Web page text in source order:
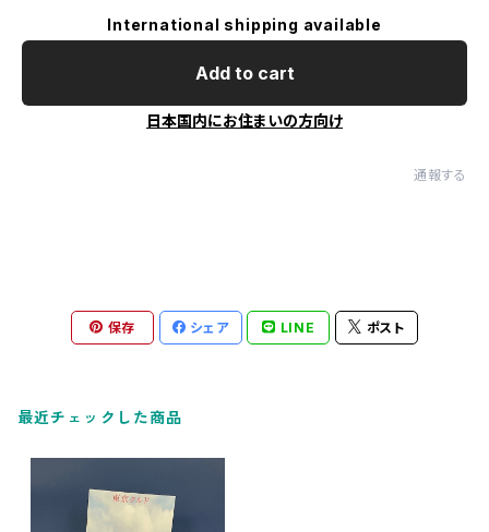
International shipping available
Add to cart
日本国内にお住まいの方向け
通報する
保存 シェア LINE ポスト
最近チェックした商品